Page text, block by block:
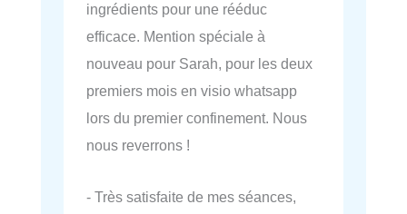
ingrédients pour une rééduc
efficace. Mention spéciale à
nouveau pour Sarah, pour les deux
premiers mois en visio whatsapp
lors du premier confinement. Nous
nous reverrons !
- Très satisfaite de mes séances,